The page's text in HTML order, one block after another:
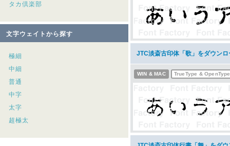
タカ倶楽部
文字ウェイトから探す
極細
中細
普通
中字
太字
超極太
JTC淡斎古印体「歌」をダウンロ
WIN & MAC TrueType & OpenType